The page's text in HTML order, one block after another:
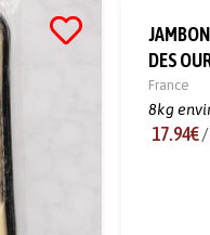
DES
France
8kg
17.94€